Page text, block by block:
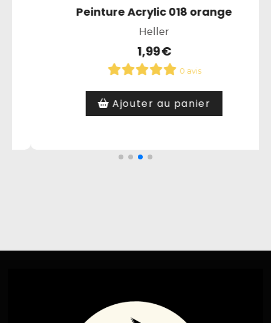
Peinture Acrylic 019 rouge vif brillant
Heller
1,99€
0 avis
Article hors stock